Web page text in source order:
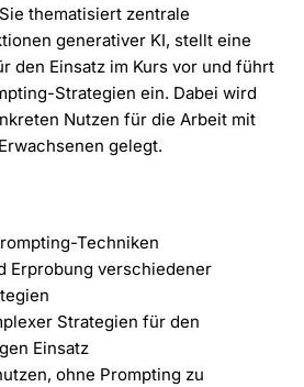
thematisiert zentrale
generativer KI, stellt eine
den Einsatz im Kurs vor und führt
Strategien ein. Dabei wird
Nutzen für die Arbeit mit
gelegt.
Techniken
Erprobung verschiedener
Strategien für den
Einsatz
ohne Prompting zu